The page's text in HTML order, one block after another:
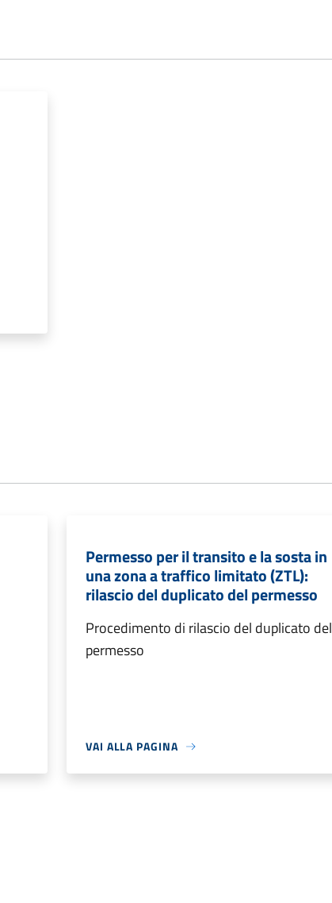
Permesso per il transito e la sosta in
una zona a traffico limitato (ZTL):
rilascio del duplicato del permesso
Procedimento di rilascio del duplicato del
permesso
VAI ALLA PAGINA